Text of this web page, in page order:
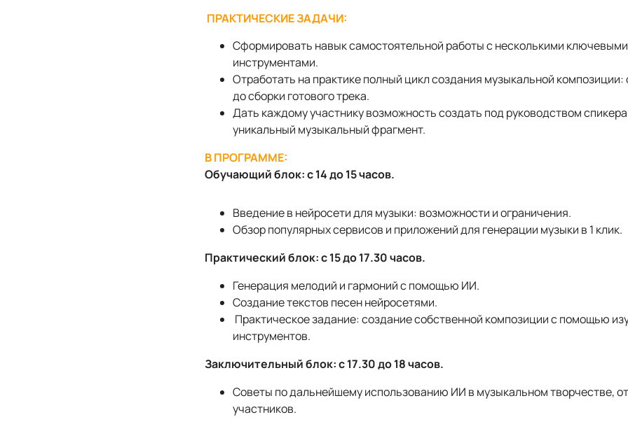
ПРАКТИЧЕСКИЕ ЗАДАЧИ:
Сформировать навык самостоятельной работы с несколькими
инструментами.
Отработать на практике полный цикл создания музыкальной композиции:
до сборки готового трека.
Дать каждому участнику возможность создать под руководством
уникальный музыкальный фрагмент.
В ПРОГРАММЕ:
Обучающий блок: с 14 до 15 часов.
Введение в нейросети для музыки: возможности и ограничения.
Обзор популярных сервисов и приложений для генерации музыки в 1 клик.
Практический блок: с 15 до 17.30 часов.
Генерация мелодий и гармоний с помощью ИИ.
Создание текстов песен нейросетями.
Практическое задание: создание собственной композиции с помощью
инструментов.
Заключительный блок: с 17.30 до 18 часов.
Советы по дальнейшему использованию ИИ в музыкальном творчестве,
участников.